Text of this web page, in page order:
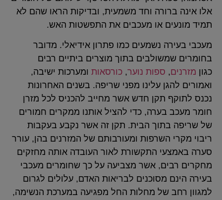
אלו אינה ברורה וחד משמעית, ובדיקות הראו שהם לא
תמיד מונעים או מעכבים את התפשטות האש.
מעכבי בעירה נשמעים כמו פתרון אידיאלי. מדובר
בחומרים שמשולבים בתוך מוצרים ביתיים רבים
כגון מזרנים, ספות נוער, כורסאות ומערכות ישיבה,
ואמורים להגן עלינו מפני שריפה. בשנים האחרונות
נכנס לתוקף תקן חדש אשר מחייב להכניס לכל מזרן
חומר מעכב בערה, כדי להציל אותנו ממקרים חמורים
של שריפה בתוך הבית. תקן זה אשר נקבע בעקבות
ריבוי מקרי השרפות ומעורבותם של המזרנים בהן, עורר
סערה באמצעי התקשורת לאור העובדה אותה מחזקים
מחקרים רבים, אשר מצביעה על כך שחומרים מעכבי
בעירה הינם מסוכנים לבריאות האדם, עלולים לגרום
למגוון רחב של מחלות החל מפגיעה במערכת הנשימה,